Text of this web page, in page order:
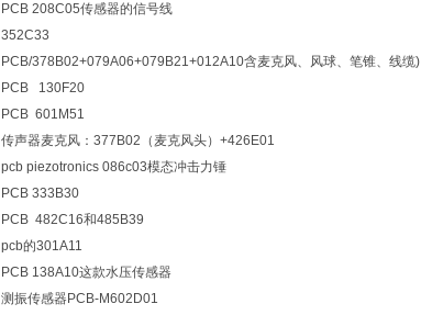
PCB 208C05传感器的信号线
352C33
PCB/378B02+079A06+079B21+012A10含麦克风、风球、笔锥、线缆)
PCB 130F20
PCB 601M51
传声器麦克风：377B02（麦克风头）+426E01
pcb piezotronics 086c03模态冲击力锤
PCB 333B30
PCB 482C16和485B39
pcb的301A11
PCB 138A10这款水压传感器
测振传感器PCB-M602D01